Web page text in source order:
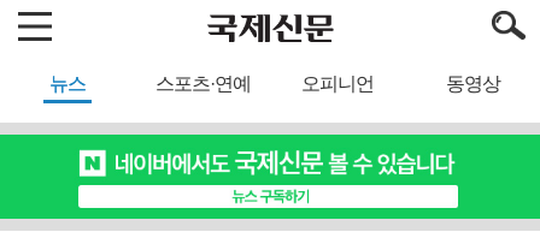
뉴스 스포츠·연예 오피니언 동영상